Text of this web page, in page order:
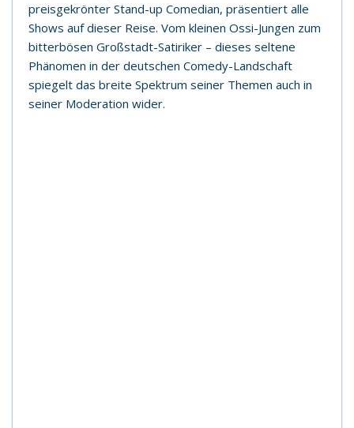
preisgekrönter Stand-up Comedian, präsentiert alle
Shows auf dieser Reise. Vom kleinen Ossi-Jungen zum
bitterbösen Großstadt-Satiriker – dieses seltene
Phänomen in der deutschen Comedy-Landschaft
spiegelt das breite Spektrum seiner Themen auch in
seiner Moderation wider.